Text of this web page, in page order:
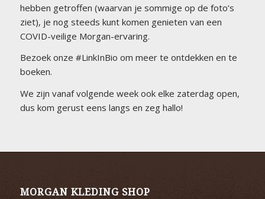
hebben getroffen (waarvan je sommige op de foto’s
ziet), je nog steeds kunt komen genieten van een
COVID-veilige Morgan-ervaring.
Bezoek onze #LinkInBio om meer te ontdekken en te
boeken.
We zijn vanaf volgende week ook elke zaterdag open,
dus kom gerust eens langs en zeg hallo!
MORGAN KLEDING SHOP